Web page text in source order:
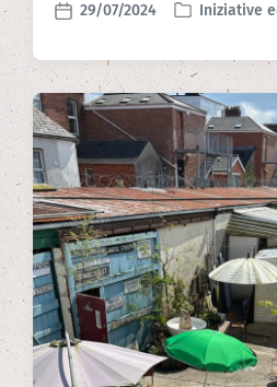
P
s
t
d
a
t
e
29/07/2024
P
s
t
e
d
i
n
Iniziative